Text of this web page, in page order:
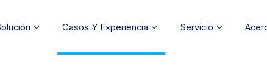
Casos Y Experiencia Servicio